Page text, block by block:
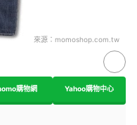
來源： momoshop.com.tw
購物網 Yahoo購物中心